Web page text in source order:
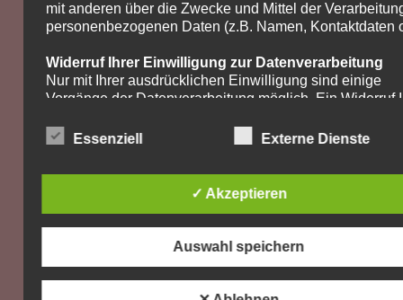
mit anderen über die Zwecke und Mittel der
personenbezogenen Daten (z.B. Namen, Kontaktdaten
Widerruf Ihrer Einwilligung zur Datenverarbeitung
Nur mit Ihrer ausdrücklichen Einwilligung sind einige
Vorgänge der Datenverarbeitung möglich. Ein Widerruf
Widerruf genügt eine formlose Mitteilung per E-Mail. Die
Recht auf Beschwerde bei der zuständigen
Aufsichtsbehörde
Als Betroffener steht Ihnen im Falle eines
der zuständigen Aufsichtsbehörde zu. Zuständige
Aufsichtsbehörde bezüglich datenschutzrechtlicher
Essenziell Externe Dienste
✓ Akzeptieren
Auswahl speichern